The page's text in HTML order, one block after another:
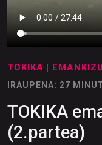
TOKIKA |
IRAUPENA: 27
TOKIKA
(2.partea)